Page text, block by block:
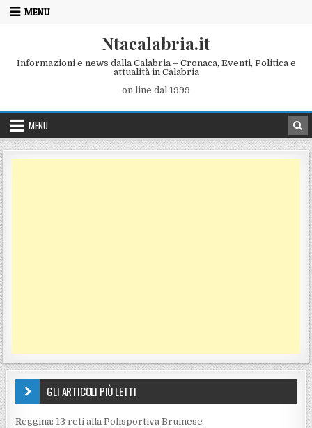
Skip to content
MENU
Ntacalabria.it
Informazioni e news dalla Calabria – Cronaca, Eventi, Politica e
attualità in Calabria
on line dal 1999
MENU
GLI ARTICOLI PIÙ LETTI
Reggina: 13 reti alla Polisportiva Bruinese